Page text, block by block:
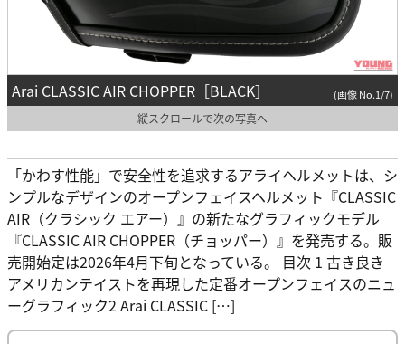
Arai CLASSIC AIR CHOPPER［BLACK］ (画像 No.1/7)
縦スクロールで次の写真へ
「かわす性能」で安全性を追求するアライヘルメットは、シ
ンプルなデザインのオープンフェイスヘルメット『CLASSIC
AIR（クラシック エアー）』の新たなグラフィックモデル
『CLASSIC AIR CHOPPER（チョッパー）』を発売する。販
売開始定は2026年4月下旬となっている。 目次 1 古き良き
アメリカンテイストを再現した定番オープンフェイスのニュ
ーグラフィック2 Arai CLASSIC […]